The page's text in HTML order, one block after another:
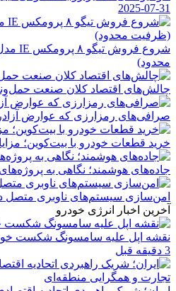
2025-07-31
محدود)
چالش‌های اقتصاد کلان صنعت
صرافی‌های رمزارزی که عوارض
خرید قطعات خودرو با بیت‌کوین؛
جاده‌های هوشمند؛ نگاهی به پروژه‌های
امن‌سازی سیستم‌های ناوبری متصل
آخرین اخبار انرژی خودرو
نقشه اپل علیه سامسونگ شکست
3 دقیقه قبل